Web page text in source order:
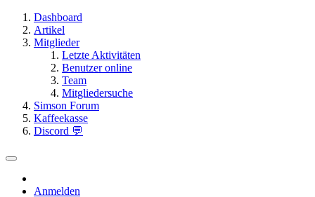
Dashboard
Artikel
Mitglieder
Letzte Aktivitäten
Benutzer online
Team
Mitgliedersuche
Simson Forum
Kaffeekasse
Discord 💬
Anmelden